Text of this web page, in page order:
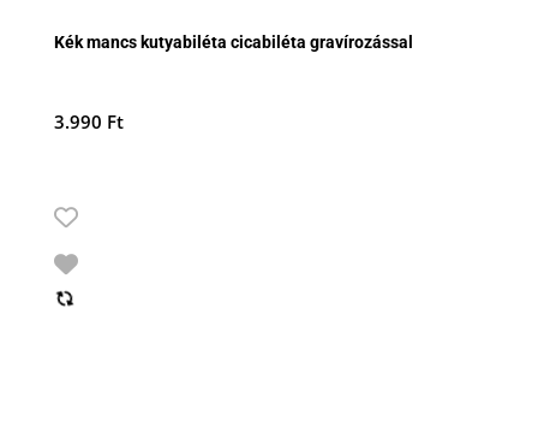
Kék mancs kutyabiléta cicabiléta gravírozással
3.990 Ft